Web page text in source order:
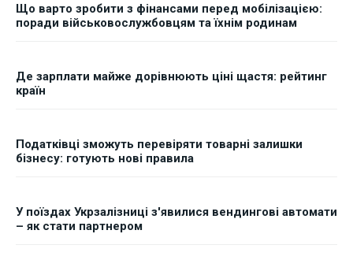
Що варто зробити з фінансами перед мобілізацією:
поради військовослужбовцям та їхнім родинам
Де зарплати майже дорівнюють ціні щастя: рейтинг
країн
Податківці зможуть перевіряти товарні залишки
бізнесу: готують нові правила
У поїздах Укрзалізниці з'явилися вендингові автомати
– як стати партнером